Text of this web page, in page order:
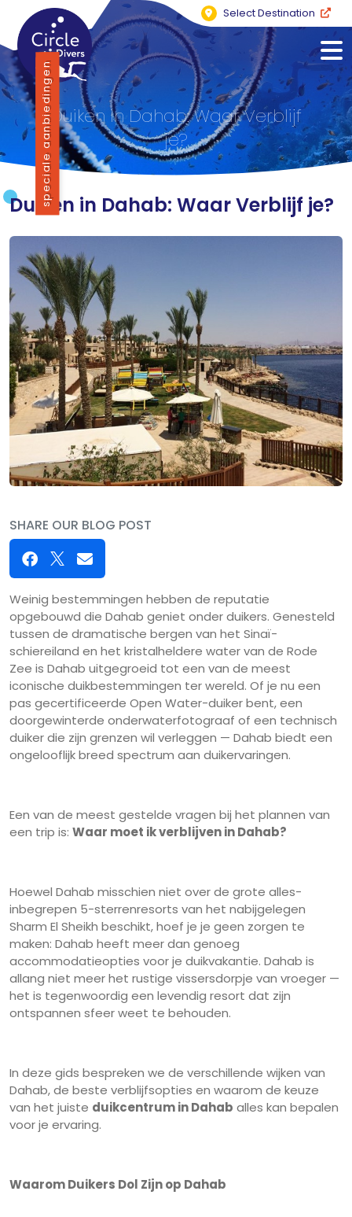
Select Destination
Duiken in Dahab: Waar Verblijf
je?
Duiken in Dahab: Waar Verblijf je?
SHARE OUR BLOG POST
Weinig bestemmingen hebben de reputatie
opgebouwd die Dahab geniet onder duikers. Genesteld
tussen de dramatische bergen van het Sinaï-
schiereiland en het kristalheldere water van de Rode
Zee is Dahab uitgegroeid tot een van de meest
iconische duikbestemmingen ter wereld. Of je nu een
pas gecertificeerde Open Water-duiker bent, een
doorgewinterde onderwaterfotograaf of een technisch
duiker die zijn grenzen wil verleggen — Dahab biedt een
ongelooflijk breed spectrum aan duikervaringen.
Een van de meest gestelde vragen bij het plannen van
een trip is: Waar moet ik verblijven in Dahab?
Hoewel Dahab misschien niet over de grote alles-
inbegrepen 5-sterrenresorts van het nabijgelegen
Sharm El Sheikh beschikt, hoef je je geen zorgen te
maken: Dahab heeft meer dan genoeg
accommodatieopties voor je duikvakantie. Dahab is
allang niet meer het rustige vissersdorpje van vroeger —
het is tegenwoordig een levendig resort dat zijn
ontspannen sfeer weet te behouden.
In deze gids bespreken we de verschillende wijken van
Dahab, de beste verblijfsopties en waarom de keuze
van het juiste duikcentrum in Dahab alles kan bepalen
voor je ervaring.
Waarom Duikers Dol Zijn op Dahab
speciale aanbiedingen